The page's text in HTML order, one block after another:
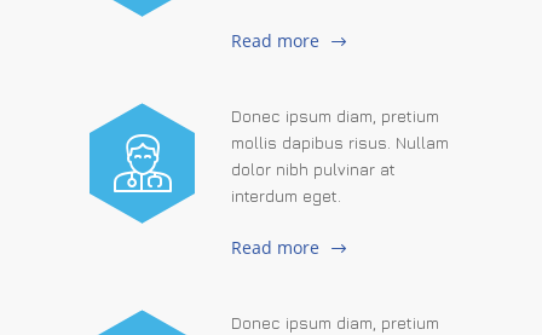
Read more
Donec ipsum diam, pretium
mollis dapibus risus. Nullam
dolor nibh pulvinar at
interdum eget.
Read more
Donec ipsum diam, pretium